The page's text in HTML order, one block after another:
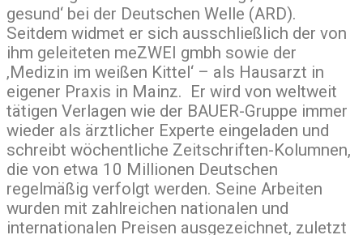
gesund‘ bei der Deutschen Welle (ARD).
Seitdem widmet er sich ausschließlich der von
ihm geleiteten meZWEI gmbh sowie der
‚Medizin im weißen Kittel‘ – als Hausarzt in
eigener Praxis in Mainz. Er wird von weltweit
tätigen Verlagen wie der BAUER-Gruppe immer
wieder als ärztlicher Experte eingeladen und
schreibt wöchentliche Zeitschriften-Kolumnen,
die von etwa 10 Millionen Deutschen
regelmäßig verfolgt werden. Seine Arbeiten
wurden mit zahlreichen nationalen und
internationalen Preisen ausgezeichnet, zuletzt